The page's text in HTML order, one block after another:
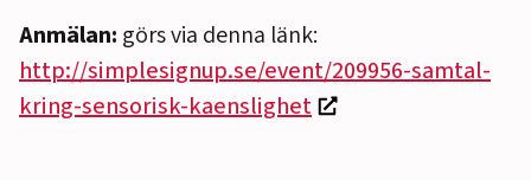
Anmälan: görs via denna länk:
http://simplesignup.se/event/209956-samtal-
kring-sensorisk-kaenslighet